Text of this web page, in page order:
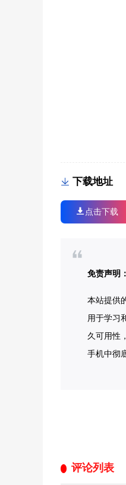
下载地址
点击下载
免责声明：
本站提供
用于学习
久可用性
手机中彻
评论列表